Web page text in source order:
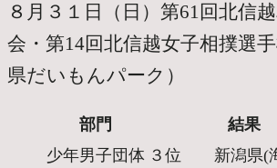
８月３１日（日）第61回北信
会・第14回北信越女子相撲選
県だいもんパーク）
部門
結果
少年男子団体 ３位 新潟県(